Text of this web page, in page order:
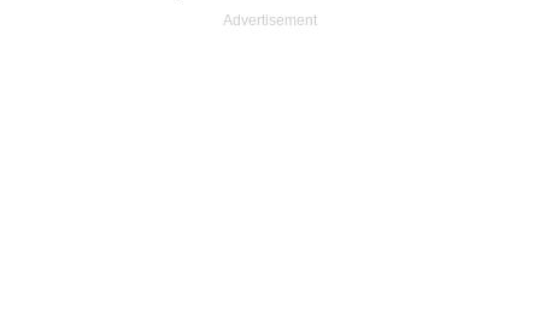
Advertisement